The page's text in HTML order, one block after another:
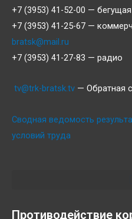
+7 (3953) 41-52-00 —
+7 (3953) 41-25-67 —
bratsk@mail.ru
+7 (3953) 41-27-83 — радио
tv@trk-bratsk.tv — Обратная
Сводная ведомость
условий труда
Противодействие